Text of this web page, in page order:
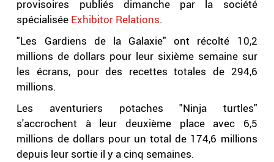
provisoires publiés dimanche par la société
spécialisée Exhibitor Relations.
"Les Gardiens de la Galaxie" ont récolté 10,2
millions de dollars pour leur sixième semaine sur
les écrans, pour des recettes totales de 294,6
millions.
Les aventuriers potaches "Ninja turtles"
s'accrochent à leur deuxième place avec 6,5
millions de dollars pour un total de 174,6 millions
depuis leur sortie il y a cinq semaines.